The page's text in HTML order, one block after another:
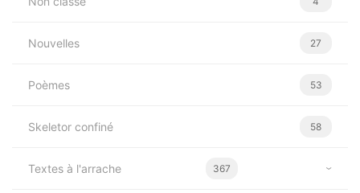
Nouvelles 27
Poèmes 53
Skeletor confiné 58
Textes à l'arrache 367